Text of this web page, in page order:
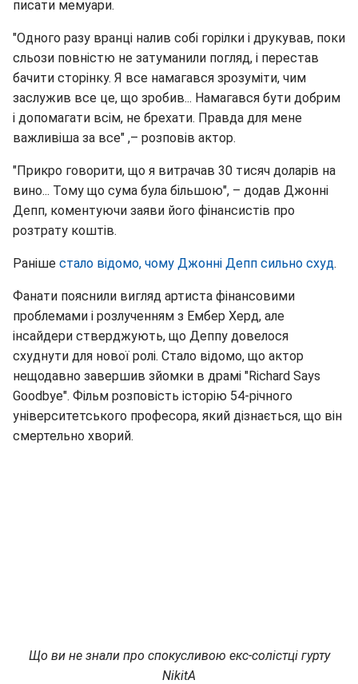
писати мемуари.
"Одного разу вранці налив собі горілки і друкував, поки
сльози повністю не затуманили погляд, і перестав
бачити сторінку. Я все намагався зрозуміти, чим
заслужив все це, що зробив... Намагався бути добрим
і допомагати всім, не брехати. Правда для мене
важливіша за все" ,– розповів актор.
"Прикро говорити, що я витрачав 30 тисяч доларів на
вино... Тому що сума була більшою", – додав Джонні
Депп, коментуючи заяви його фінансистів про
розтрату коштів.
Раніше стало відомо, чому Джонні Депп сильно схуд.
Фанати пояснили вигляд артиста фінансовими
проблемами і розлученням з Ембер Херд, але
інсайдери стверджують, що Деппу довелося
схуднути для нової ролі. Стало відомо, що актор
нещодавно завершив зйомки в драмі "Richard Says
Goodbye". Фільм розповість історію 54-річного
університетського професора, який дізнається, що він
смертельно хворий.
Що ви не знали про спокусливою екс-солістці гурту
NikitA